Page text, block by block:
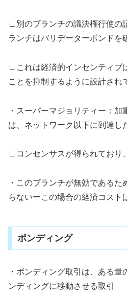
∟別のブランチの議決権行使の
ランチはバリデーターボンドを
∟これは経済的インセンティブ
ことを抑制するように設計され
・スーパーマジョリティー：
は、ネットワーク以下に到達し
∟コンセンサスが得られており
・このブランチが無効である
らないーこの場合の経済コスト
ボンディング
・ボンディング取引は、ある
ンディングに移動させる取引